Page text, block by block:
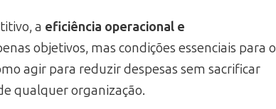
a eficiência operacional e
objetivos, mas condições essenciais para o
agir para reduzir despesas sem sacrificar
qualquer organização.